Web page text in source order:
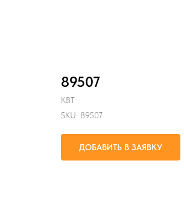
89507
КВТ
SKU: 89507
ДОБАВИТЬ В ЗАЯВКУ